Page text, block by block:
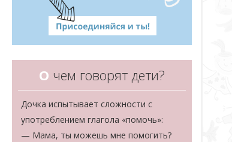
О чем говорят дети?
Дочка испытывает сложности с
употреблением глагола «помочь»:
— Мама, ты можешь мне помогить?